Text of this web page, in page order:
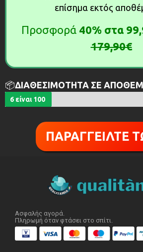
επίσημα εκτός
Προσφορά 40% στα
179,90€
📦ΔΙΑΘΕΣΙΜΟΤΗΤΑ ΣΕ
6 είναι 100
ΠΑΡΑΓΓΕΙΛΤΕ
Ασφαλής αγορά.
Πληρωμή όταν φτάσει στο σπίτι.